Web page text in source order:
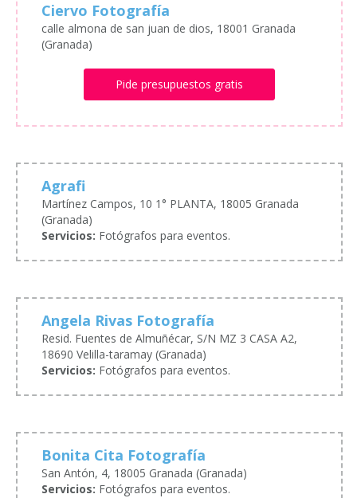
Ciervo Fotografía
calle almona de san juan de dios, 18001 Granada
(Granada)
Pide presupuestos gratis
Agrafi
Martínez Campos, 10 1° PLANTA, 18005 Granada
(Granada)
Servicios: Fotógrafos para eventos.
Angela Rivas Fotografía
Resid. Fuentes de Almuñécar, S/N MZ 3 CASA A2,
18690 Velilla-taramay (Granada)
Servicios: Fotógrafos para eventos.
Bonita Cita Fotografía
San Antón, 4, 18005 Granada (Granada)
Servicios: Fotógrafos para eventos.